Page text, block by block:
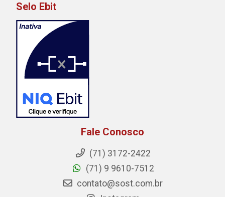
Selo Ebit
Fale Conosco
(71) 3172-2422
(71) 9 9610-7512
contato@sost.com.br